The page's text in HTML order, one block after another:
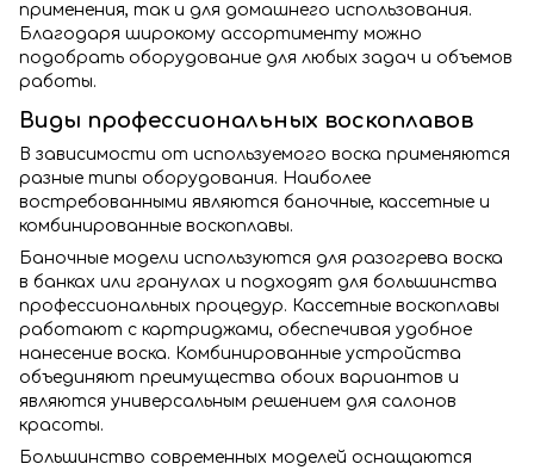
применения, так и для домашнего использования.
Благодаря широкому ассортименту можно
подобрать оборудование для любых задач и объемов
работы.
Виды профессиональных воскоплавов
В зависимости от используемого воска применяются
разные типы оборудования. Наиболее
востребованными являются баночные, кассетные и
комбинированные воскоплавы.
Баночные модели используются для разогрева воска
в банках или гранулах и подходят для большинства
профессиональных процедур. Кассетные воскоплавы
работают с картриджами, обеспечивая удобное
нанесение воска. Комбинированные устройства
объединяют преимущества обоих вариантов и
являются универсальным решением для салонов
красоты.
Большинство современных моделей оснащаются